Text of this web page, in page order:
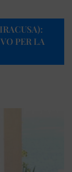
PER LA